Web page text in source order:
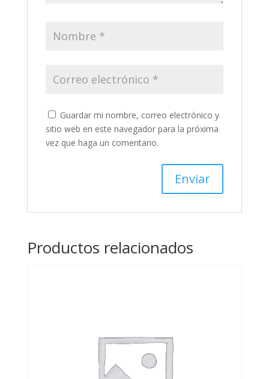
Guardar mi nombre, correo electrónico y
sitio web en este navegador para la próxima
vez que haga un comentario.
Productos relacionados